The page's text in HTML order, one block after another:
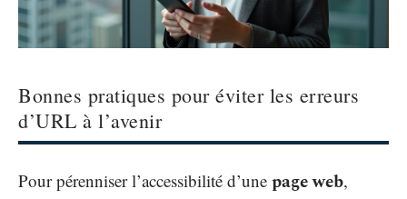
Bonnes pratiques pour éviter les erreurs
d’URL à l’avenir
Pour pérenniser l’accessibilité d’une page web,